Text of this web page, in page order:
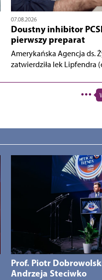
07.08.2026
Doustny inhibitor
pierwszy preparat
Amerykańska Agencja ds.
zatwierdziła lek Lipfendra
Prof. Piotr
Andrzeja Steciwko